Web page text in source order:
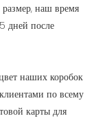
размер, наш время
дней после
наших коробок
по всему
карты для